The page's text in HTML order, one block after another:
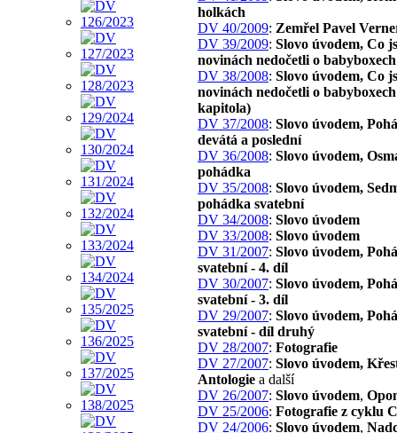
holkách
DV 40/2009: Zemřel Pavel
DV 39/2009: Slovo úvodem, Co
novinách nedočetli o babyboxech
DV 38/2008: Slovo úvodem, Co
novinách nedočetli o
kapitola)
DV 37/2008: Slovo úvodem,
devátá a poslední
DV 36/2008: Slovo úvodem,
pohádka
DV 35/2008: Slovo úvodem,
pohádka svatební
DV 34/2008: Slovo úvodem
DV 33/2008: Slovo úvodem
DV 31/2007: Slovo úvodem,
svatební - 4. díl
DV 30/2007: Slovo úvodem,
svatební - 3. díl
DV 29/2007: Slovo úvodem,
svatební - díl druhý
DV 28/2007: Fotografie
DV 27/2007: Slovo úvodem,
Antologie a další
DV 26/2007: Slovo úvodem,
DV 25/2006: Fotografie z cyklu
DV 24/2006: Slovo úvodem,